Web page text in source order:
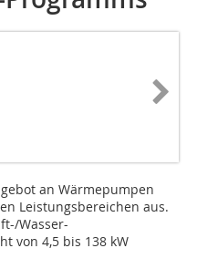
an Wärmepumpen
Leistungsbereichen aus.
Wasser-
von 4,5 bis 138 kW